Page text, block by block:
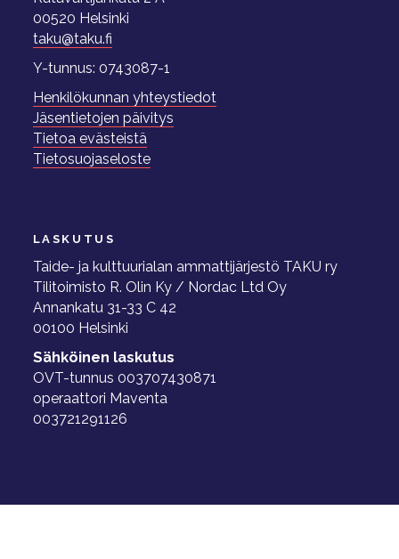
00520 Helsinki
taku@taku.fi
Y-tunnus: 0743087-1
Henkilökunnan yhteystiedot
Jäsentietojen päivitys
Tietoa evästeistä
Tietosuojaseloste
LASKUTUS
Taide- ja kulttuurialan ammattijärjestö TAKU ry
Tilitoimisto R. Olin Ky / Nordac Ltd Oy
Annankatu 31-33 C 42
00100 Helsinki
Sähköinen laskutus
OVT-tunnus 003707430871
operaattori Maventa
003721291126